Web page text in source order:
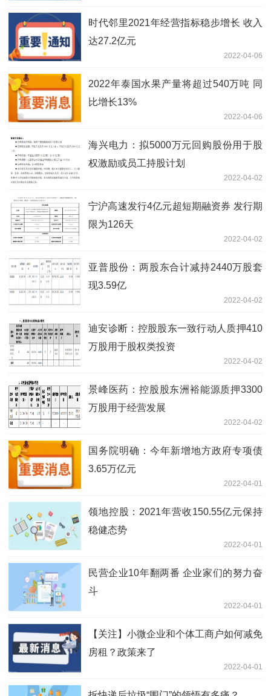
时代邻里2021年经营指标稳步增长 收入
达27.2亿元
2022-04-06
2022年泰国水果产量将超过540万吨 同
比增长13%
2022-04-06
海兴电力：拟5000万元回购股份用于股
权激励或员工持股计划
2022-04-02
宁沪高速发行4亿元超短期融资券 发行期
限为126天
2022-04-02
亚普股份：两股东合计减持2440万股套
现3.59亿
2022-04-02
迪安诊断：控股股东一致行动人质押410
万股用于股权类投资
2022-04-02
景峰医药：控股股东洲裕能源质押3300
万股用于经营发展
2022-04-02
国务院明确：今年新增地方政府专项债
3.65万亿元
2022-04-01
领地控股：2021年营收150.55亿元保持
稳健态势
2022-04-01
民营企业10年翻两番 企业家们的努力奋
斗
2022-04-01
【关注】小微企业和个体工商户如何减免
房租？政策来了
2022-04-01